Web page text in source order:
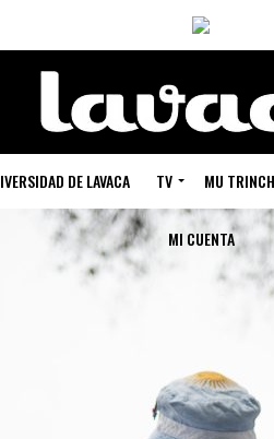
DE LAVACA TV MU
MI CUENTA